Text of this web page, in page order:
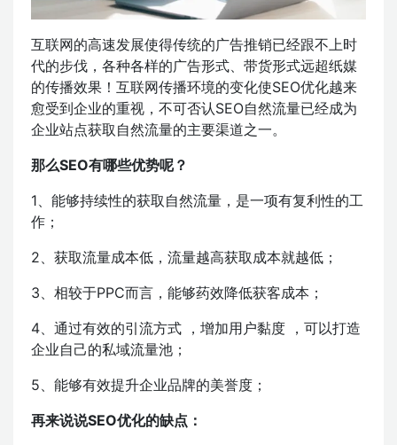
互联网的高速发展使得传统的广告推销已经跟不上时
代的步伐，各种各样的广告形式、带货形式远超纸媒
的传播效果！互联网传播环境的变化使SEO优化越来
愈受到企业的重视，不可否认SEO自然流量已经成为
企业站点获取自然流量的主要渠道之一。
那么SEO有哪些优势呢？
1、能够持续性的获取自然流量，是一项有复利性的工
作；
2、获取流量成本低，流量越高获取成本就越低；
3、相较于PPC而言，能够药效降低获客成本；
4、通过有效的引流方式 ，增加用户黏度 ，可以打造
企业自己的私域流量池；
5、能够有效提升企业品牌的美誉度；
再来说说SEO优化的缺点：